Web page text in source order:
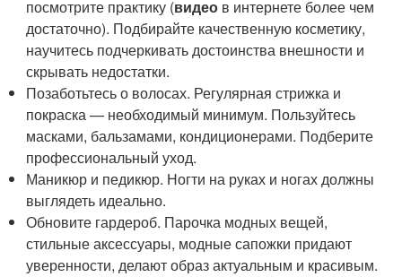
посмотрите практику (видео в интернете более чем
достаточно). Подбирайте качественную косметику,
научитесь подчеркивать достоинства внешности и
скрывать недостатки.
Позаботьтесь о волосах. Регулярная стрижка и
покраска — необходимый минимум. Пользуйтесь
масками, бальзамами, кондиционерами. Подберите
профессиональный уход.
Маникюр и педикюр. Ногти на руках и ногах должны
выглядеть идеально.
Обновите гардероб. Парочка модных вещей,
стильные аксессуары, модные сапожки придают
уверенности, делают образ актуальным и красивым.